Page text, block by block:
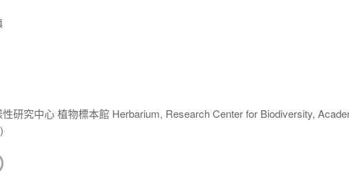
研究中心 植物標本館 Herbarium, Research Center for Biodiversity,